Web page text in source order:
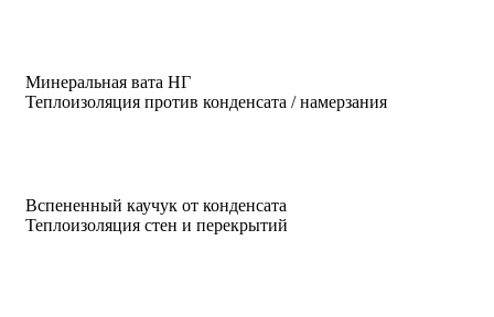
Минеральная вата НГ
Теплоизоляция против конденсата / намерзания
Вспененный каучук от конденсата
Теплоизоляция стен и перекрытий